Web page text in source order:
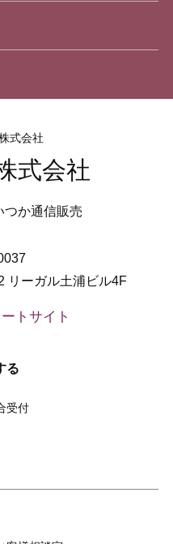
式会社
つか通信販売
リーガル土浦ビル4F
トサイト
る
受付